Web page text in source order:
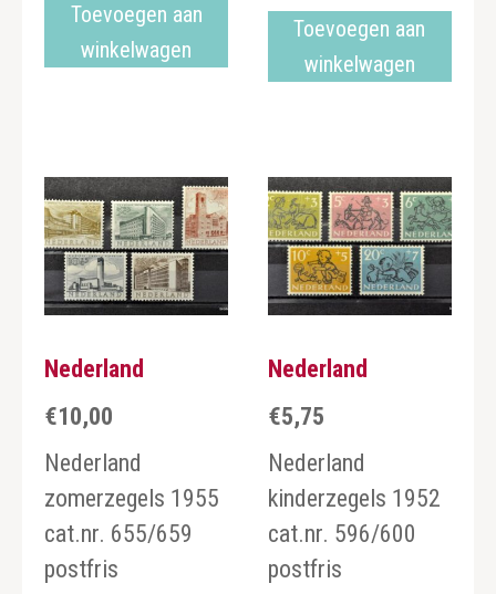
Toevoegen aan
winkelwagen
Toevoegen aan
winkelwagen
Nederland
€10,00
Nederland
zomerzegels 1955
cat.nr. 655/659
postfris
Nederland
€5,75
Nederland
kinderzegels 1952
cat.nr. 596/600
postfris